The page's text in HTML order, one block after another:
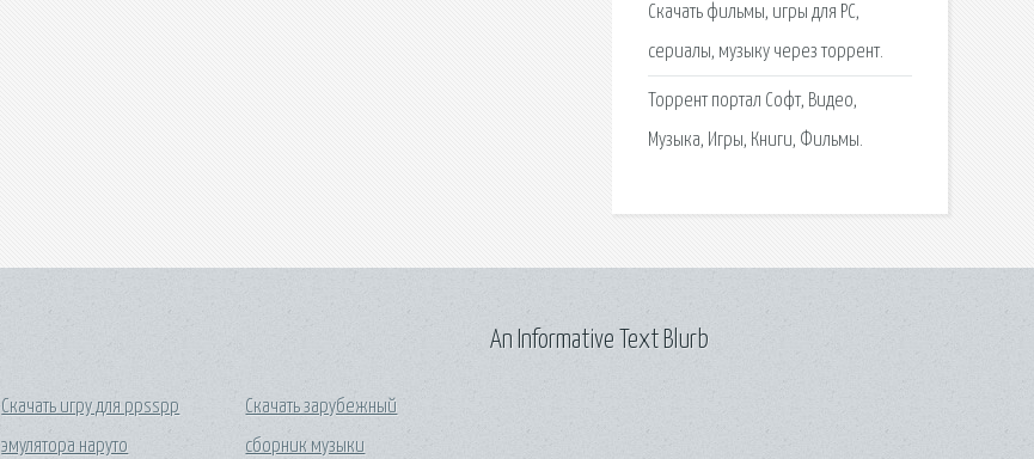
Скачать фильмы, игры для PC,
сериалы, музыку через торрент.
Торрент портал Софт, Видео,
Музыка, Игры, Книги, Фильмы.
Скачать игру для ppsspp
эмулятора наруто
Скачать зарубежный
сборник музыки
An Informative Text Blurb